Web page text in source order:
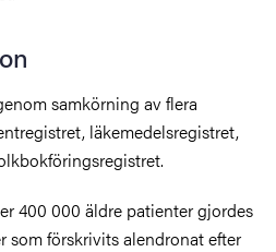
samkörning av flera
läkemedelsregistret,
400 000 äldre patienter gjordes
som förskrivits alendronat efter